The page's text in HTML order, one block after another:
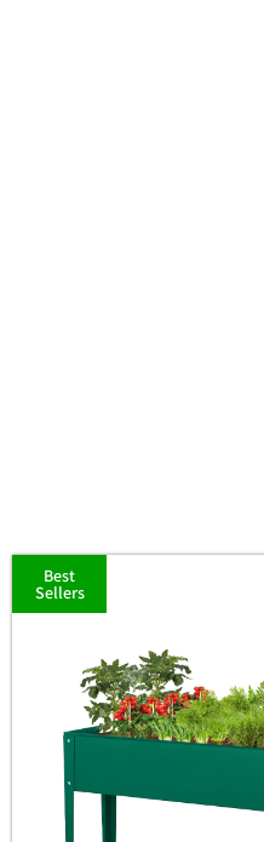
Best
Sellers